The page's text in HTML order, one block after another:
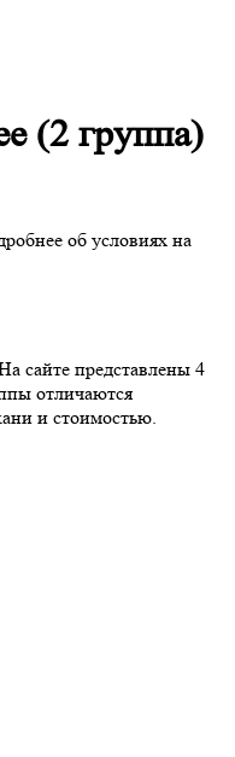
(2 группа)
об условиях на
сайте представлены 4
отличаются
и стоимостью.